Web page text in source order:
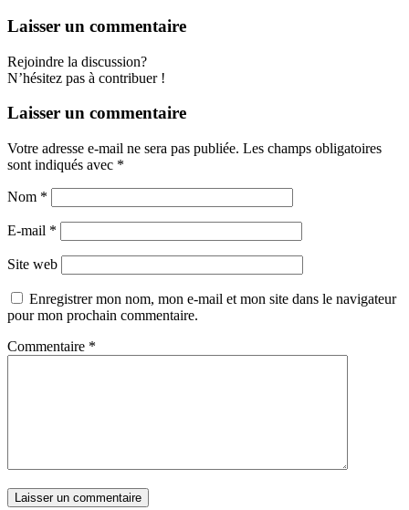
Laisser un commentaire
Rejoindre la discussion?
N’hésitez pas à contribuer !
Laisser un commentaire
Votre adresse e-mail ne sera pas publiée. Les champs obligatoires
sont indiqués avec *
Nom *
E-mail *
Site web
Enregistrer mon nom, mon e-mail et mon site dans le navigateur
pour mon prochain commentaire.
Commentaire *